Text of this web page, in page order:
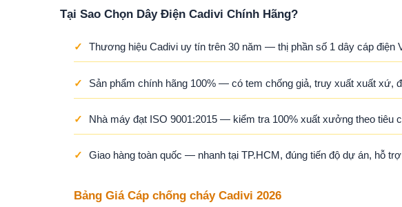
Tại Sao Chọn Dây Điện Cadivi Chính Hãng?
✓ Thương hiệu Cadivi uy tín trên 30 năm — thị phần số 1 dây cáp điện
✓ Sản phẩm chính hãng 100% — có tem chống giả, truy xuất xuất xứ,
✓ Nhà máy đạt ISO 9001:2015 — kiểm tra 100% xuất xưởng theo tiêu
✓ Giao hàng toàn quốc — nhanh tại TP.HCM, đúng tiến độ dự án, hỗ
Bảng Giá Cáp chống cháy Cadivi 2026